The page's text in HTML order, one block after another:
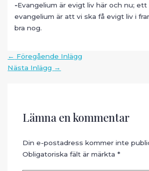
-Evangelium är evigt liv här och nu; ett
evangelium är att vi ska få evigt liv i
bra nog.
Inläggsnavigering
← Föregående Inlägg
Nästa Inlägg →
Lämna en kommentar
Din e-postadress kommer inte
Obligatoriska fält är märkta *